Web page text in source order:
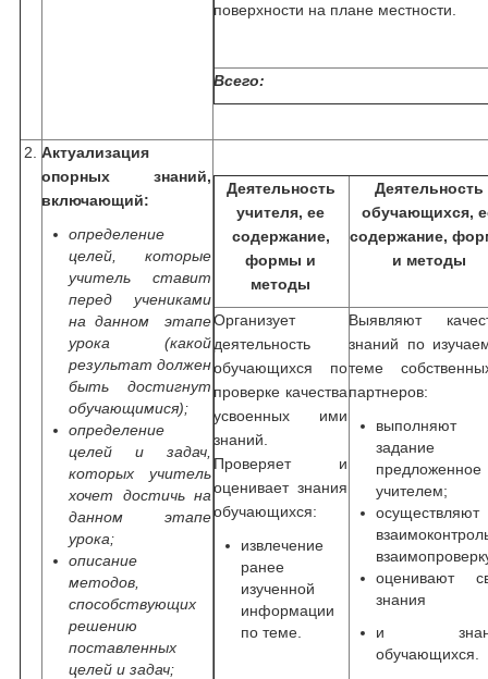
поверхности на плане местности.
Всего:
2.
Актуализация
опорных знаний,
включающий:
определение
целей, которые
учитель ставит
перед учениками
на данном этапе
урока (какой
результат должен
быть достигнут
обучающимися);
определение
целей и задач,
которых учитель
хочет достичь на
данном этапе
урока;
описание
методов,
способствующих
решению
поставленных
целей и задач;
Деятельность
учителя, ее
содержание,
формы и
методы
Деятельность
обучающихся,
содержание,
и методы
Организует
деятельность
обучающихся по
проверке качества
усвоенных ими
знаний.
Проверяет и
оценивает знания
обучающихся:
извлечение
ранее
изученной
информации
по теме.
Выявляют
знаний по
теме
партнеров:
выполняют
задание
предложенное
учителем;
осуществляют
оценивают
знания
и
обучающихся.